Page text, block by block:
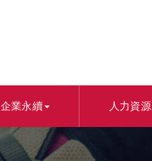
企業永續 人力資源